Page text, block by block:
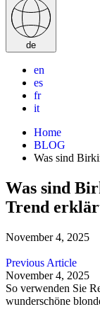
de
en
es
fr
it
Home
BLOG
Was sind
Was sind
Trend
November 4, 2025
Previous Article
November 4, 2025
So verwenden Sie
wunderschöne